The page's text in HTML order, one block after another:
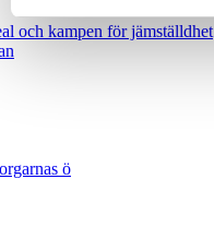
och kampen för jämställdhet
ö